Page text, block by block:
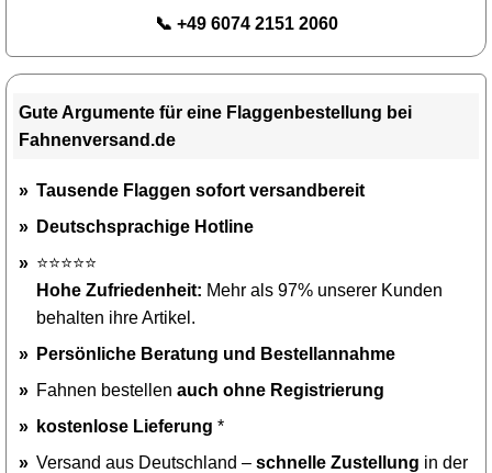
📞 +49 6074 2151 2060
Gute Argumente für eine Flaggenbestellung bei
Fahnenversand.de
Tausende Flaggen sofort versandbereit
Deutschsprachige Hotline
⭐⭐⭐⭐⭐
Hohe Zufriedenheit: Mehr als 97% unserer Kunden
behalten ihre Artikel.
Persönliche Beratung und Bestellannahme
Fahnen bestellen auch ohne Registrierung
kostenlose Lieferung *
Versand aus Deutschland – schnelle Zustellung in der